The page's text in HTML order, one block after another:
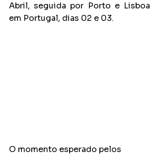
Abril, seguida por Porto e Lisboa
em Portugal, dias 02 e 03.
O momento esperado pelos